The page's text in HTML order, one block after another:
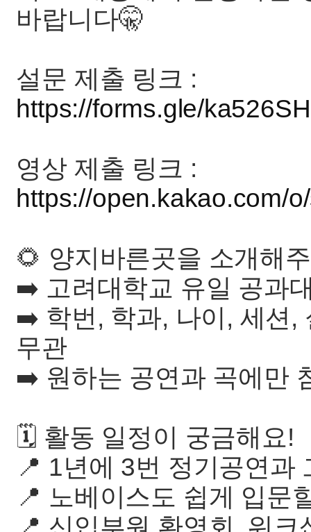
바랍니다🤫
설문 제출 링크 :
https://forms.gle/
영상 제출 링크 :
https://open.kakao.com/
🌻 양지바른곳을 소개해
➡️ 고려대학교 유일 공과
➡️ 학번, 학과, 나이, 세션,
무관
➡️ 원하는 공연과 곡에만
🗓 활동 일정이 궁금해요!
📍 1년에 3번 정기공연과
📍 노베이스도 쉽게 입문